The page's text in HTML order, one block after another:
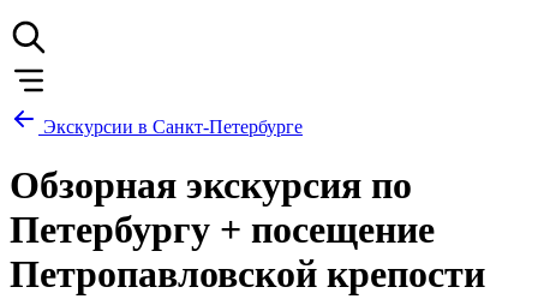
Экскурсии в Санкт-Петербурге
Обзорная экскурсия по
Петербургу + посещение
Петропавловской крепости